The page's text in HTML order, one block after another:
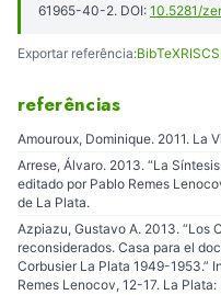
61965-40-2. DOI: 10.5281/
Exportar referência:BibTeXRIS
referências
Amouroux, Dominique. 2011. La
Arrese, Álvaro. 2013. “La
editado por Pablo Remes
de La Plata.
Azpiazu, Gustavo A. 2013. “Los
reconsiderados. Casa para el
Corbusier La Plata 1949-1953.”
Remes Lenocov, 12-17. La